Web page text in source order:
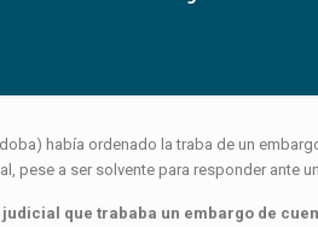
había ordenado la traba de un
pese a ser solvente para responder ante
que trababa un embargo de